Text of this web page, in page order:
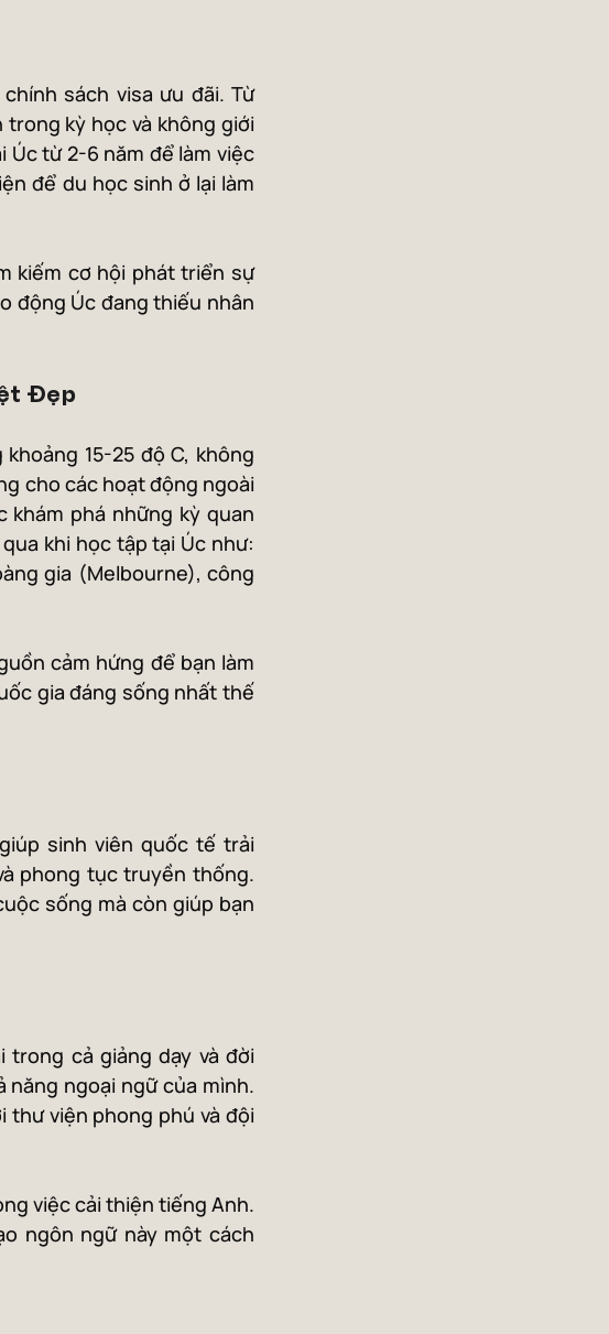
sách visa ưu đãi. Từ
kỳ học và không giới
Úc từ 2-6 năm để làm việc
để du học sinh ở lại làm
kiếm cơ hội phát triển sự
động Úc đang thiếu nhân
Đẹp
15-25 độ C, không
cho các hoạt động ngoài
phá những kỳ quan
khi học tập tại Úc như:
gia (Melbourne), công
cảm hứng để bạn làm
gia đáng sống nhất thế
sinh viên quốc tế trải
phong tục truyền thống.
sống mà còn giúp bạn
cả giảng dạy và đời
năng ngoại ngữ của mình.
thư viện phong phú và đội
việc cải thiện tiếng Anh.
ngôn ngữ này một cách